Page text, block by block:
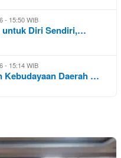
- 15:50 WIB
untuk Diri Sendiri,…
- 15:14 WIB
Kebudayaan Daerah …